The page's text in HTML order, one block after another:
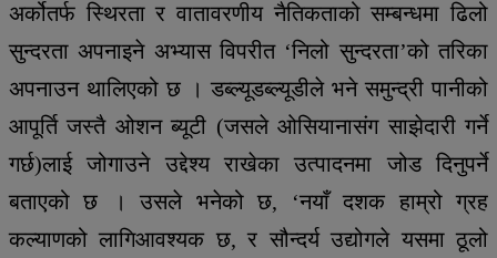
अर्कोतर्फ स्थिरता र वातावरणीय नैतिकताको सम्बन्धमा ढिलो
सुन्दरता अपनाइने अभ्यास विपरीत ‘निलो सुन्दरता’को तरिका
अपनाउन थालिएको छ । डब्ल्यूडब्ल्यूडीले भने समुन्द्री पानीको
आपूर्ति जस्तै ओशन ब्यूटी (जसले ओसियानासंग साझेदारी गर्ने
गर्छ)लाई जोगाउने उद्देश्य राखेका उत्पादनमा जोड दिनुपर्ने
बताएको छ । उसले भनेको छ, ‘नयाँ दशक हाम्रो ग्रह
कल्याणको लागिआवश्यक छ, र सौन्दर्य उद्योगले यसमा ठूलो